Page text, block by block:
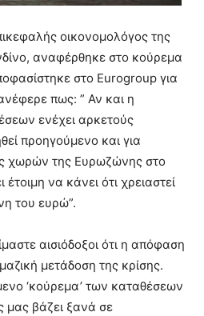
οικονομολόγος της
αναφέρθηκε στο κούρεμα
στο Eurogroup για
πως: ” Αν και η
ενέχει αρκετούς
προηγούμενο και για
χωρών της Ευρωζώνης στο
έτοιμη να κάνει ότι χρειαστεί
του ευρώ”.
αισιόδοξοι ότι η απόφαση
μετάδοση της κρίσης.
‘κούρεμα’ των καταθέσεων
μας βάζει ξανά σε